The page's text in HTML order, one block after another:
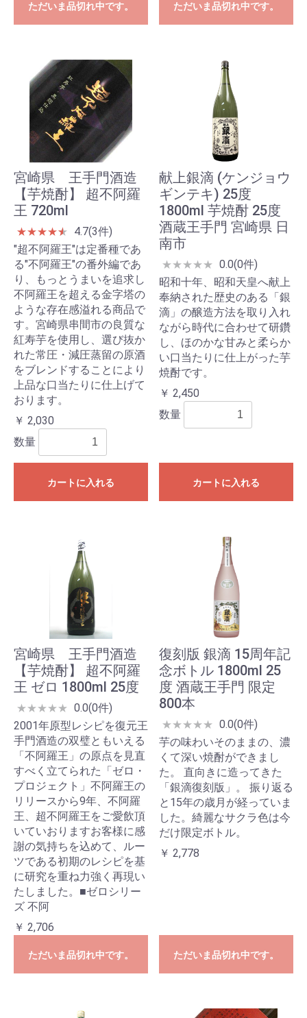
ただいま品切れ中です。 ただいま品切れ中です。
宮崎県 王手門酒造
【芋焼酎】 超不阿羅
王 720ml
★★★★★
★
4.7(3件)
"超不阿羅王"は定番種であ
る"不阿羅王"の番外編であ
り、もっとうまいを追求し
不阿羅王を超える金字塔の
ような存在感溢れる商品で
す。宮崎県串間市の良質な
紅寿芋を使用し、選び抜か
れた常圧・減圧蒸留の原酒
をブレンドすることにより
上品な口当たりに仕上げて
おります。
￥ 2,030
数量
カートに入れる
献上銀滴 (ケンジョウ
ギンテキ) 25度
1800ml 芋焼酎 25度
酒蔵王手門 宮崎県 日
南市
★★★★★ 0.0(0件)
昭和十年、昭和天皇へ献上
奉納された歴史のある「銀
滴」の醸造方法を取り入れ
ながら時代に合わせて研鑽
し、ほのかな甘みと柔らか
い口当たりに仕上がった芋
焼酎です。
￥ 2,450
数量
カートに入れる
宮崎県 王手門酒造
【芋焼酎】 超不阿羅
王 ゼロ 1800ml 25度
★★★★★ 0.0(0件)
2001年原型レシピを復元王
手門酒造の双璧ともいえる
「不阿羅王」の原点を見直
すべく立てられた「ゼロ・
プロジェクト」不阿羅王の
リリースから9年、不阿羅
王、超不阿羅王をご愛飲頂
いていおりますお客様に感
謝の気持ちを込めて、ルー
ツである初期のレシピを基
に研究を重ね力強く再現い
たしました。■ゼロシリー
ズ 不阿
￥ 2,706
ただいま品切れ中です。
復刻版 銀滴 15周年記
念ボトル 1800ml 25
度 酒蔵王手門 限定
800本
★★★★★ 0.0(0件)
芋の味わいそのままの、濃
くて深い焼酎ができまし
た。 直向きに造ってきた
「銀滴復刻版」。 振り返る
と15年の歳月が経っていま
した。綺麗なサクラ色は今
だけ限定ボトル。
￥ 2,778
ただいま品切れ中です。